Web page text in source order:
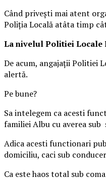
Când priveşti mai atent
Poliţia Locală atâta timp
La nivelul Politiei Locale
De acum, angajații Politiei
alertă.
Pe bune?
Sa intelegem ca acesti
familiei Albu cu averea
Adica acesti functionari
domiciliu, caci sub
Ca este haos total sub